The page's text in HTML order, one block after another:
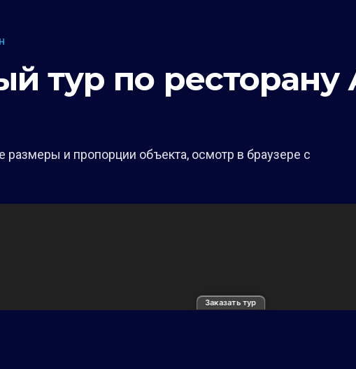
тур по
размеры и пропорции объекта, осмотр в браузере с
Заказать тур